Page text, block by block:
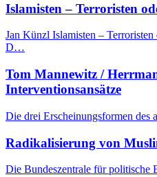
Islamisten – Terroristen
Jan Künzl Islamisten –
D…
Tom Mannewitz /
Interventionsansätze
Die drei Erscheinungsformen des
Radikalisierung von
Die Bundeszentrale für politische